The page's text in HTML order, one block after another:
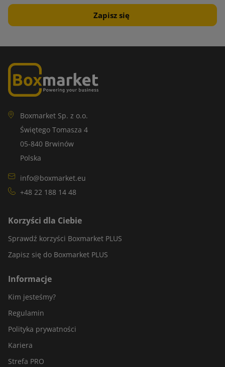
Wiórki papierowe
praktyczne rozwiązanie wykorzystywane w trakcie transportu
amortyzują i absorbują wstrząsy podczas przewozu.
Wiórki papierowe są biodegradowalne i łatwe do ponownego
wykorzystania, a później przetworzenia. Te wypełniacze do
paczek są lekkie i idealnie dopasowują się do uzupełniania
Może Ci się przydać:
wypełniania paczek
Papier nacinany w plaster miodu
Papier nacinany w plaster miodu to estetyczne i ekologiczne
czemu jest przyjazny środowisku.
Z uwagi na swoją strukturę pozwala na szybkie i łatwe
zapakowanie produktów. Ponadto, jest wytrzymały i odporny
na różnego rodzaju uszkodzenia.
Boxmarket Sp. z o.o.
Świętego Tomasza 4
05-840 Brwinów
Polska
info@boxmarket.eu
+48 22 188 14 48
Korzyści dla Ciebie
Sprawdź korzyści Boxmarket PLUS
Zapisz się do Boxmarket PLUS
Informacje
Kim jesteśmy?
Regulamin
Polityka prywatności
Kariera
Strefa PRO